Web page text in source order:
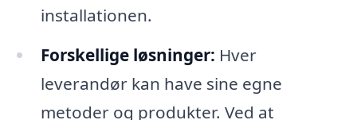
installationen.
Forskellige løsninger: Hver
leverandør kan have sine egne
metoder og produkter. Ved at